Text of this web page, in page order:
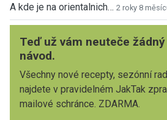
A kde je na orientalnich… 2 roky 8
Teď už vám neuteče
návod.
Všechny nové recepty, sezónní
najdete v pravidelném JakTak
mailové schránce. ZDARMA.